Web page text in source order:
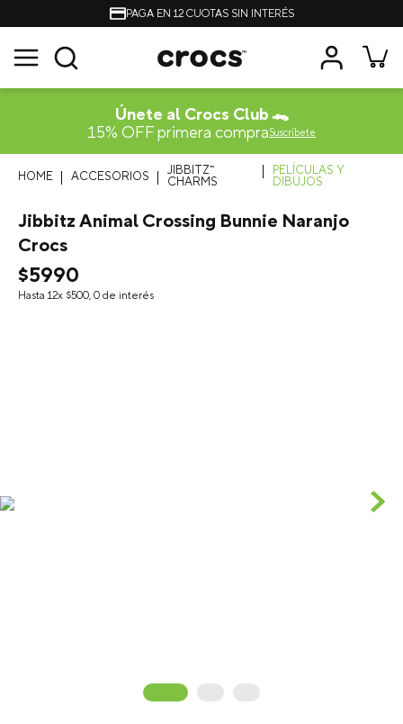
PAGA EN 12 CUOTAS SIN INTERÉS
Únete al Crocs Club 🐊
15% OFF primera compraSuscríbete
ACCESORIOS
JIBBITZ™
CHARMS
PELÍCULAS Y
DIBUJOS
Jibbitz Animal Crossing Bunnie Naranjo
Crocs
$5990
Hasta 12x $500, 0 de interés